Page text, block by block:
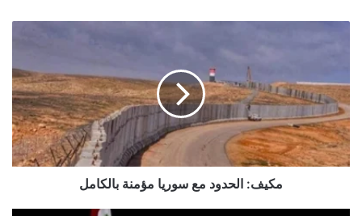
مؤمنة
بالكامل
مكيف: الحدود مع سوريا مؤمنة بالكامل